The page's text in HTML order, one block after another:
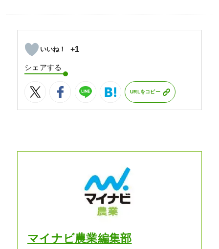
+1
シェアする
URLをコピー
マイナビ農業編集部